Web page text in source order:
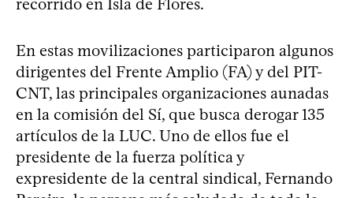
En estas movilizaciones participaron algunos
dirigentes del Frente Amplio (FA) y del PIT-
CNT, las principales organizaciones aunadas
en la comisión del Sí, que busca derogar 135
artículos de la LUC. Uno de ellos fue el
presidente de la fuerza política y
expresidente de la central sindical, Fernando